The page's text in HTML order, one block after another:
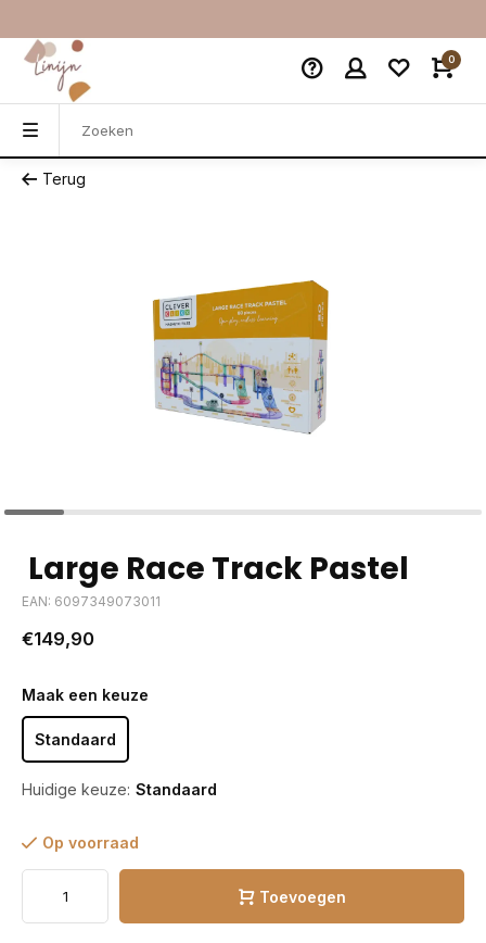
0
Terug
Large Race Track Pastel
EAN: 6097349073011
€149,90
Maak een keuze
Standaard
Huidige keuze: Standaard
Op voorraad
Toevoegen